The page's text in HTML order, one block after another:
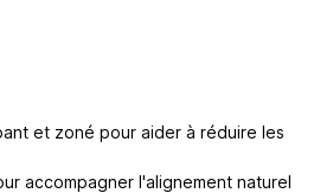
et zoné pour aider à réduire les
accompagner l'alignement naturel